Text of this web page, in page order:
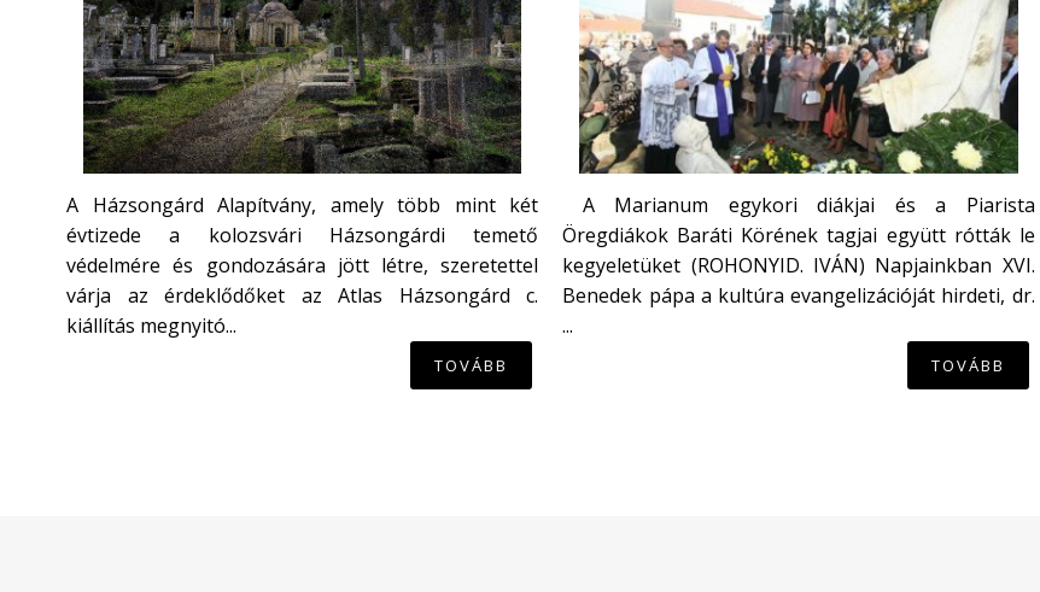
A Házsongárd Alapítvány, amely több mint két
évtizede a kolozsvári Házsongárdi temető
védelmére és gondozására jött létre, szeretettel
várja az érdeklődőket az Atlas Házsongárd c.
kiállítás megnyitó...
TOVÁBB
A Marianum egykori diákjai és a Piarista
Öregdiákok Baráti Körének tagjai együtt rótták le
kegyeletüket (ROHONYID. IVÁN) Napjainkban XVI.
Benedek pápa a kultúra evangelizációját hirdeti, dr.
...
TOVÁBB